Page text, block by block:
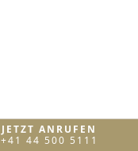
JETZT ANRUFEN
+41 44 500 5111